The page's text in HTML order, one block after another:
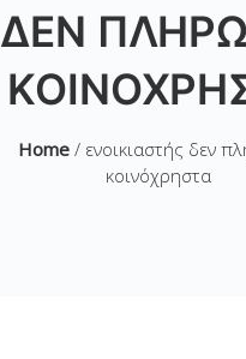
ΔΕΝ
Home/ ενοικιαστής δεν
κοινόχρηστα